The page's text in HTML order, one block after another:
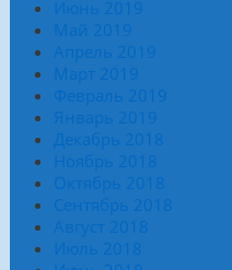
Июнь 2019
Май 2019
Апрель 2019
Март 2019
Февраль 2019
Январь 2019
Декабрь 2018
Ноябрь 2018
Октябрь 2018
Сентябрь 2018
Август 2018
Июль 2018